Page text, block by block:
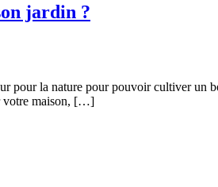
jardin ?
pour la nature pour pouvoir cultiver
votre maison, […]